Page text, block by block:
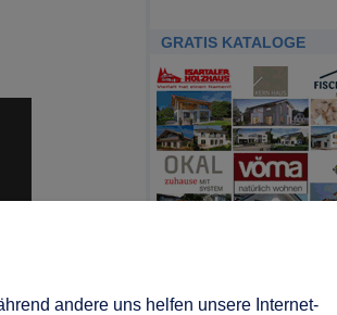
GRATIS KATALOGE
andere uns helfen unsere Internet-